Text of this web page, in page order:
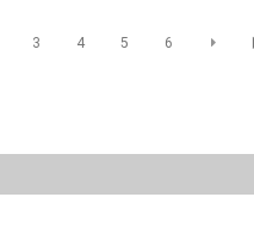
3 4 5 6